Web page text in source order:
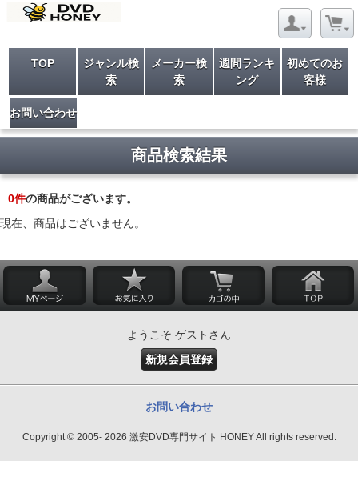
TOP
ジャンル検
索
メーカー検
索
週間ランキ
ング
初めてのお
客様
お問い合わせ
商品検索結果
0件の商品がございます。
現在、商品はございません。
ようこそ ゲストさん
新規会員登録
お問い合わせ
Copyright © 2005- 2026 激安DVD専門サイト HONEY All rights reserved.